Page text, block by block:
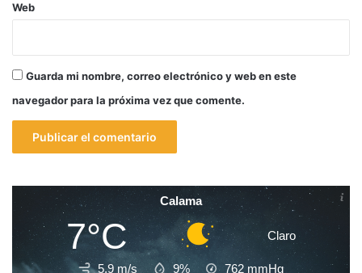
Web
Guarda mi nombre, correo electrónico y web en este
navegador para la próxima vez que comente.
Calama
7°C Claro
5.9 m/s 9% 762 mmHg